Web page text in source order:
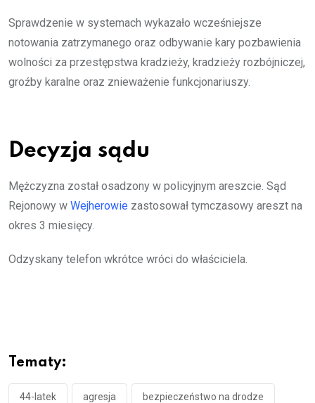
Sprawdzenie w systemach wykazało wcześniejsze
notowania zatrzymanego oraz odbywanie kary pozbawienia
wolności za przestępstwa kradzieży, kradzieży rozbójniczej,
groźby karalne oraz znieważenie funkcjonariuszy.
Decyzja sądu
Mężczyzna został osadzony w policyjnym areszcie. Sąd
Rejonowy w Wejherowie zastosował tymczasowy areszt na
okres 3 miesięcy.
Odzyskany telefon wkrótce wróci do właściciela.
Tematy:
44-latek agresja bezpieczeństwo na drodze